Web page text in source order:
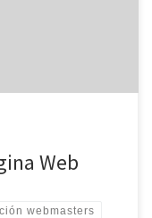
Web
webmasters